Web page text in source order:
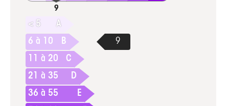
< 5
A
6 à 10
B
11 à 20
C
21 à 35
D
36 à 55
E